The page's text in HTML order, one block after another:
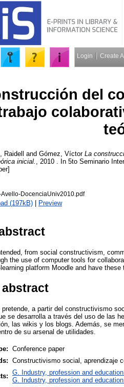
Login Create
del
and Gómez, Víctor La
inicial.
, 2010 . In 5to Seminario
Avello-DocenciaUniv2010.pdf
(197kB) | Preview
from social constructivism,
the use of computer tools for
platform Moodle and have
pretende, a partir del constructivismo
se desarrolla a través del uso de las
las wikis y los blogs. Además, se
de su arsenal de utilidades.
Conference paper
Constructivismo social, aprendizaje
G. Industry, profession and
G. Industry, profession and